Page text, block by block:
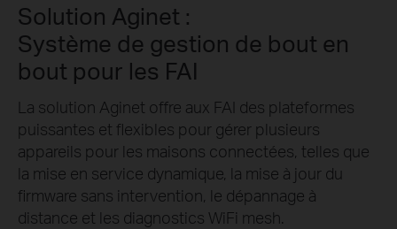
Solution Aginet :
Système de gestion de bout en
bout pour les FAI
La solution Aginet offre aux FAI des plateformes
puissantes et flexibles pour gérer plusieurs
appareils pour les maisons connectées, telles que
la mise en service dynamique, la mise à jour du
firmware sans intervention, le dépannage à
distance et les diagnostics WiFi mesh.